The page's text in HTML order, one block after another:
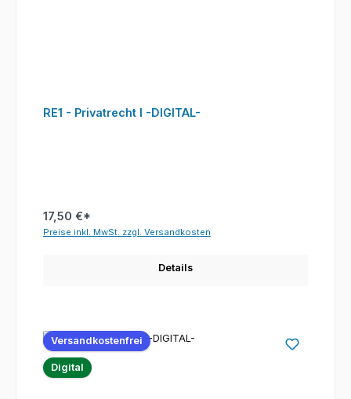
RE1 - Privatrecht I -DIGITAL-
17,50 €*
Preise inkl. MwSt. zzgl. Versandkosten
Details
Versandkostenfrei
Digital